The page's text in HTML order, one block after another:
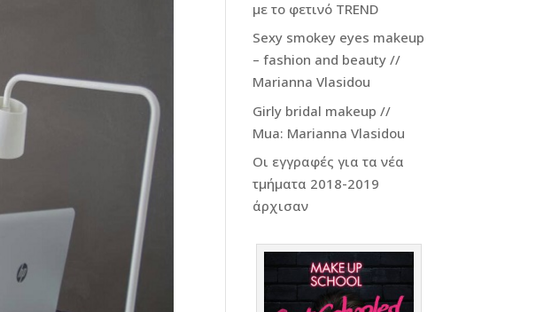
με το φετινό TREND
Sexy smokey eyes makeup
– fashion and beauty //
Marianna Vlasidou
Girly bridal makeup //
Mua: Marianna Vlasidou
Οι εγγραφές για τα νέα
τμήματα 2018-2019
άρχισαν